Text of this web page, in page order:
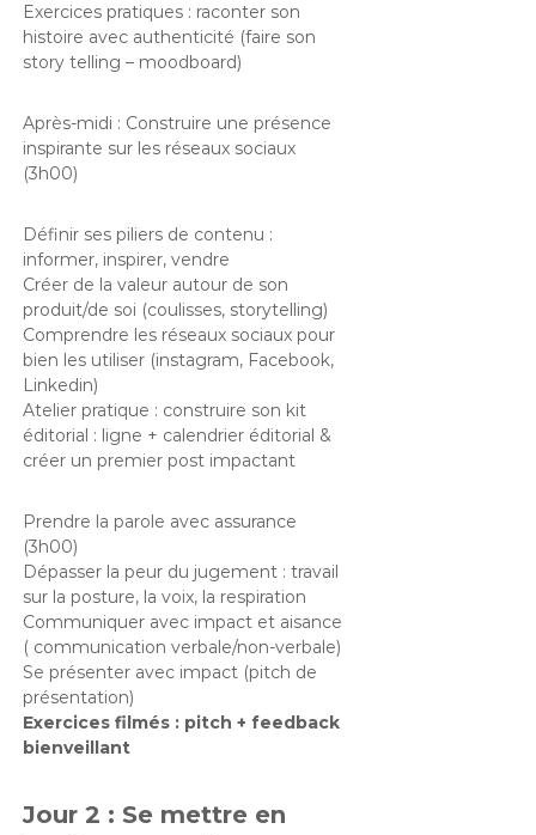
Exercices pratiques : raconter son
histoire avec authenticité (faire son
story telling – moodboard)
Après-midi : Construire une présence
inspirante sur les réseaux sociaux
(3h00)
Définir ses piliers de contenu :
informer, inspirer, vendre
Créer de la valeur autour de son
produit/de soi (coulisses, storytelling)
Comprendre les réseaux sociaux pour
bien les utiliser (instagram, Facebook,
Linkedin)
Atelier pratique : construire son kit
éditorial : ligne + calendrier éditorial &
créer un premier post impactant
Prendre la parole avec assurance
(3h00)
Dépasser la peur du jugement : travail
sur la posture, la voix, la respiration
Communiquer avec impact et aisance
( communication verbale/non-verbale)
Se présenter avec impact (pitch de
présentation)
Exercices filmés : pitch + feedback
bienveillant
Jour 2 : Se mettre en